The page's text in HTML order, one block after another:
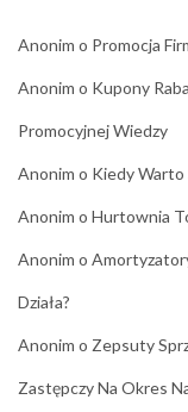
Anonim o Promocja
Anonim o Kupony
Promocyjnej Wiedzy
Anonim o Kiedy Warto
Anonim o Hurtownia
Anonim o
Działa?
Anonim o Zepsuty
Zastępczy Na Okres